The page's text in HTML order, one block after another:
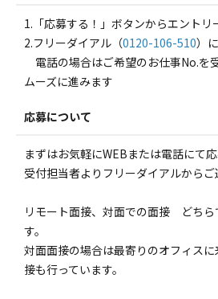
1.「応募する！」ボタンからエントリ
2.フリーダイアル（0120-106-510）
電話の場合はご希望のお仕事No.を
ムーズに進みます
応募について
まずはお気軽にWEBまたは電話にて応
受付担当者よりフリーダイアルからご
リモート面接、対面での面接 どちら
す。
対面面接の場合は最寄りのオフィス
接も行っています。